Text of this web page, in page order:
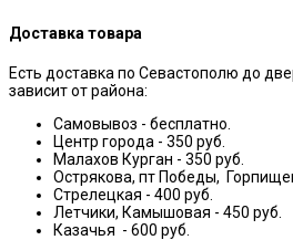
Доставка товара
Есть доставка по Севастополю до
зависит от района:
Самовывоз - бесплатно.
Центр города - 350 руб.
Малахов Курган - 350 руб.
Острякова, пт Победы,
Стрелецкая - 400 руб.
Летчики, Камышовая - 450 руб.
Казачья - 600 руб.